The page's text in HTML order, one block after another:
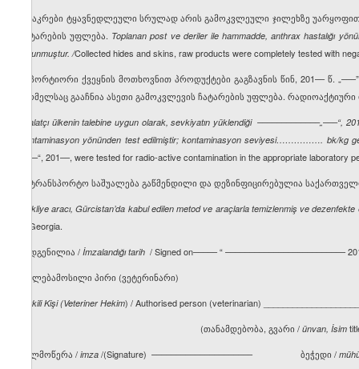
– ნაკრები ტყავნედლეული სრულად არის გამოკვლეული ჯილეხზე
ჩატარების უფლება. Toplanan post ve deriler ile hammadde, anthrax hastalığı
bulunmuştur. /Collected hides and skins, raw products were completely tested with
იმპორტიორი ქვეყნის მოთხოვნით პროდუქტები გაგზავნის წინ, 201––
რომელსაც გააჩნია ასეთი გამოკვლევის ჩატარების უფლება.
ithalatçı ülkenin talebine uygun olarak, sevkiyatın yüklendiği
kontaminasyon yönünden test edilmiştir; kontaminasyon seviyesi……………. bk/kg
„–––“, 201––, were tested for radio-active contamination in the appropriate
სატრანსპორტო საშუალება გაწმენდილი და დეზინფიცირებულია
Nakliye aracı, Gürcistan’da kabul edilen metod ve araçlarla temizlenmiş ve dezenfekte
in Georgia.
შედგენილია / İmzalandığı tarih / Signed on––––– “ –––––––––––––––––––––––––
უფლებამოსილი პირი (ვეტერინარი)
Yetkili Kişi (Veteriner Hekim) / Authorised person (veterinarian)
(თანამდებობა, გვარი / ünvan, İsim
ხელმოწერა / imza /(Signature) ––––––––––––––––––––– ბეჭედი /